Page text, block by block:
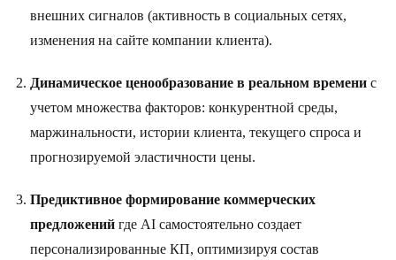
внешних сигналов (активность в социальных сетях,
изменения на сайте компании клиента).
Динамическое ценообразование в реальном времени с
учетом множества факторов: конкурентной среды,
маржинальности, истории клиента, текущего спроса и
прогнозируемой эластичности цены.
Предиктивное формирование коммерческих
предложений где AI самостоятельно создает
персонализированные КП, оптимизируя состав